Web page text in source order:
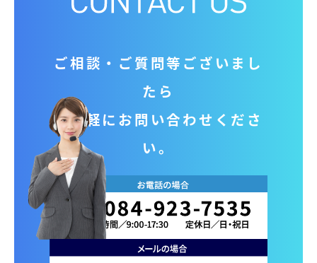
ご相談‧ご質問等ございまし
たら
お気軽にお問い合わせくださ
い。